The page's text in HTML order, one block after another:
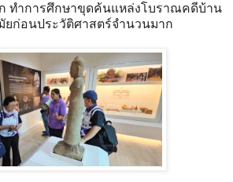
ก ทำการศึกษาขุดค้นแหล่งโบราณคดีบ้าน
ยก่อนประวัติศาสตร์จำนวนมาก